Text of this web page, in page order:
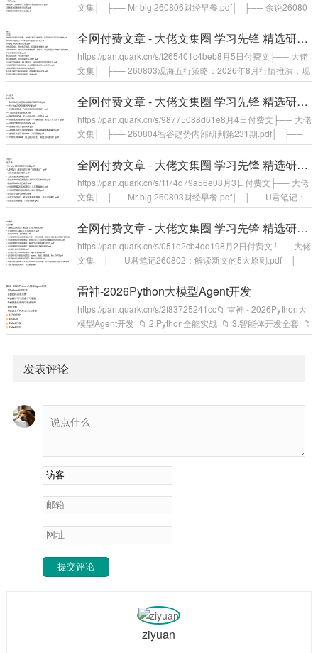
文集│ ├── Mr big 260806财经早餐.pdf│ ├── 余说26080
6今日骨评.pdf│ ├── 余说260806：关于做T.pdf│ ├── 作
家张原260805：两万亿是个什么概念？.pdf│ ├── 冷局的策全网付费文章 - 大佬文集圈 学习先锋 精选研报 8月5日更新
https://pan.quark.cn/s/f265401c4beb8月5日付费文├── 大佬
文集│ ├── 260803观海五行策略：2026年8月行情推演；现
在到明年2月每月胀蝶.pdf│ ├── 260805U君笔记：10条准
到可怕的识人术.pdf│ ├── Mr big 260805财经早餐.pdf│ ├
── M博260804：科技骨在磨底，但底部基本确认.pdf│&nb...
全网付费文章 - 大佬文集圈 学习先锋 精选研报 8月4日更新
https://pan.quark.cn/s/98775088d61e8月4日付费文├── 大佬
文集│ ├── 260804智谷趋势内部研判第231期.pdf│ ├──
Mr big 260804财经早餐.pdf│ ├── M博260804：八月经济和
投资综述！.pdf│ ├── 丁辰灵星球260804.pdf│ ├── 余说2全网付费文章 - 大佬文集圈 学习先锋 精选研报 8月3日更新
https://pan.quark.cn/s/1f74d79a56e08月3日付费文├── 大佬
文集│ ├── Mr big 260803财经早餐.pdf│ ├── U君笔记：
最常见的三种“废物测试”.pdf│ ├── 丁辰灵星球260801.pdf│
├── 丁辰灵星球260803.pdf│ ├── 余说260802投资周报全网付费文章 - 大佬文集圈 学习先锋 精选研报 8月2日更新
https://pan.quark.cn/s/051e2cb4dd198月2日付费文└── 大佬
文集 ├── U君笔记260802：解读新文的5大原则.pdf ├──
什么样的男人最让女人无法抵抗？.pdf ├── 余说260802：
情绪管理.pdf ├── 冷局的策略空间260802给MBA一节案例
课 ：凯利公式在量化实盘中的应用.pdf ├──...
雷神-2026Python大模型Agent开发
https://pan.quark.cn/s/2f83725241cc📁 雷神 - 2026Python大
模型Agent开发 📁 2.Python全能实战 📁 3.智能体开发全套 📁
4.机器学习与深度学习基础 📁 5.模型量化微调与就业辅导 📁
发表评论
提交评论
ziyuan